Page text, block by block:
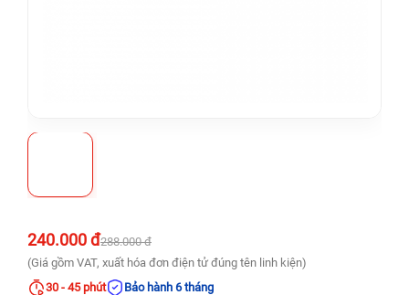
240.000 đ288.000 đ
(Giá gồm VAT, xuất hóa đơn điện tử đúng tên linh kiện)
30 - 45 phút
Bảo hành 6 tháng